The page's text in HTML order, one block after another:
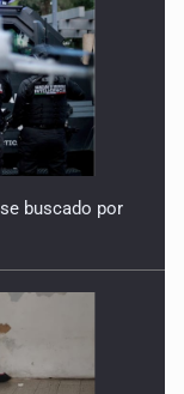
buscado por